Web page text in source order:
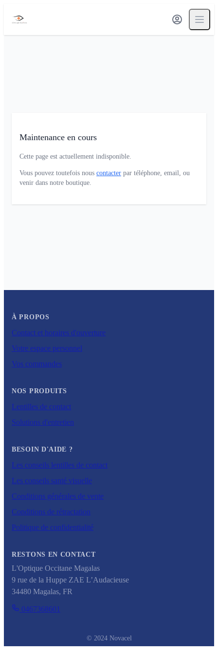
Maintenance en cours
Cette page est actuellement indisponible.
Vous pouvez toutefois nous contacter par téléphone, email, ou
venir dans notre boutique.
À PROPOS
Contact et horaires d'ouverture
Votre espace personnel
Vos commandes
NOS PRODUITS
Lentilles de contact
Solutions d'entretien
BESOIN D'AIDE ?
Les conseils lentilles de contact
Les conseils santé visuelle
Conditions générales de vente
Conditions de rétractation
Politique de confidentialité
RESTONS EN CONTACT
L'Optique Occitane Magalas
9 rue de la Huppe ZAE L’Audacieuse
34480 Magalas, FR
0467368601
© 2024 Novacel